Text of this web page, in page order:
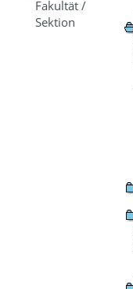
Fakultät /
Sektion